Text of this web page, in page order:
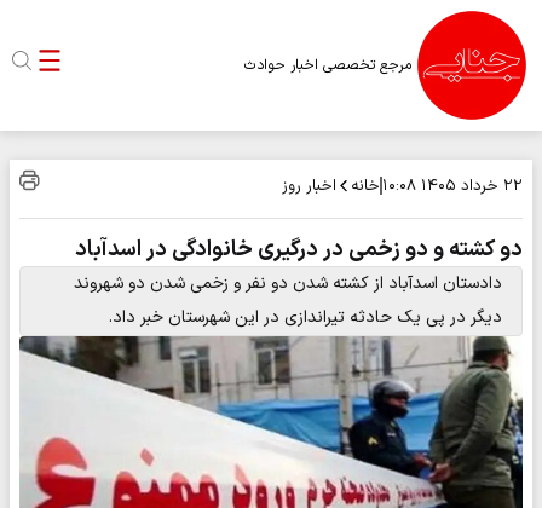
مرجع تخصصی اخبار حوادث
۲۲ خرداد ۱۴۰۵ ۱۰:۰۸ خانه اخبار روز
دو کشته و دو زخمی در درگیری خانوادگی در اسدآباد
دادستان اسدآباد از کشته شدن دو نفر و زخمی شدن دو شهروند
دیگر در پی یک حادثه تیراندازی در این شهرستان خبر داد.